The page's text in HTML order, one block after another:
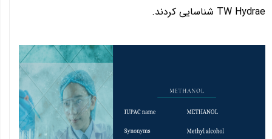
TW Hydrae شناسایی کردند.